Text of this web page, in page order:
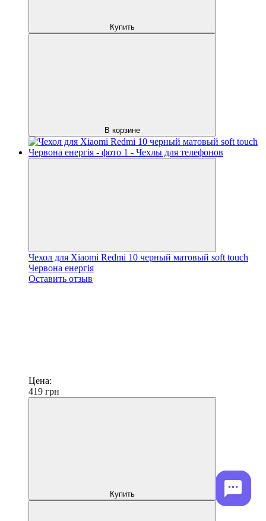
Купить
В корзине
Чехол для Xiaomi Redmi 10 черный матовый soft touch
Червона енергія
Оставить отзыв
Цена:
419 грн
Купить